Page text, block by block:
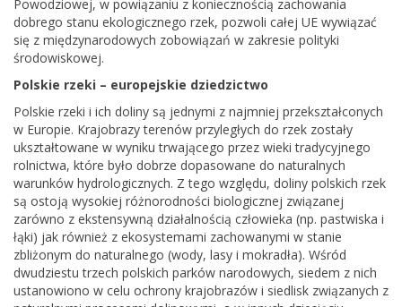
Powodziowej, w powiązaniu z koniecznością zachowania
dobrego stanu ekologicznego rzek, pozwoli całej UE wywiązać
się z międzynarodowych zobowiązań w zakresie polityki
środowiskowej.
Polskie rzeki – europejskie dziedzictwo
Polskie rzeki i ich doliny są jednymi z najmniej przekształconych
w Europie. Krajobrazy terenów przyległych do rzek zostały
ukształtowane w wyniku trwającego przez wieki tradycyjnego
rolnictwa, które było dobrze dopasowane do naturalnych
warunków hydrologicznych. Z tego względu, doliny polskich rzek
są ostoją wysokiej różnorodności biologicznej związanej
zarówno z ekstensywną działalnością człowieka (np. pastwiska i
łąki) jak również z ekosystemami zachowanymi w stanie
zbliżonym do naturalnego (wody, lasy i mokradła). Wśród
dwudziestu trzech polskich parków narodowych, siedem z nich
ustanowiono w celu ochrony krajobrazów i siedlisk związanych z